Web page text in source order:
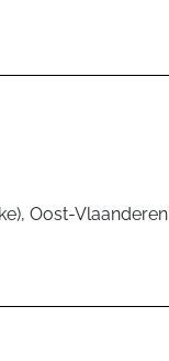
Oost-Vlaanderen